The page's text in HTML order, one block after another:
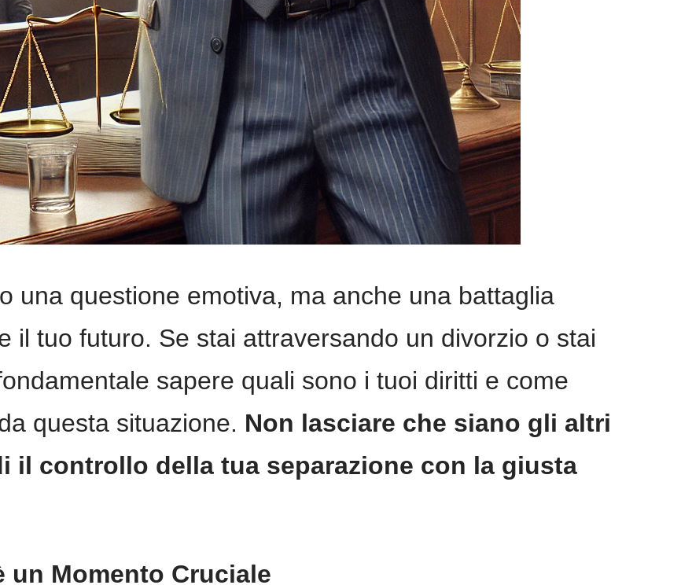
una questione emotiva, ma anche una battaglia
il tuo futuro. Se stai attraversando un divorzio o stai
sapere quali sono i tuoi diritti e come
questa situazione. Non lasciare che siano gli altri
il controllo della tua separazione con la giusta
un Momento Cruciale